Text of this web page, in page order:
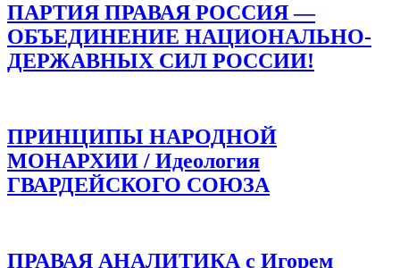
ПАРТИЯ ПРАВАЯ РОССИЯ —
ОБЪЕДИНЕНИЕ НАЦИОНАЛЬНО-
ДЕРЖАВНЫХ СИЛ РОССИИ!
ПРИНЦИПЫ НАРОДНОЙ
МОНАРХИИ / Идеология
ГВАРДЕЙСКОГО СОЮЗА
ПРАВАЯ АНАЛИТИКА с Игорем